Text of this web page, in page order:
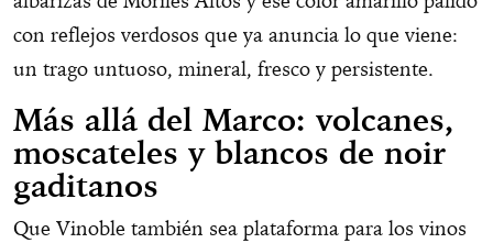
con reflejos verdosos que ya anuncia lo que viene:
un trago untuoso, mineral, fresco y persistente.
Más allá del Marco: volcanes,
moscateles y blancos de noir
gaditanos
Que Vinoble también sea plataforma para los vinos